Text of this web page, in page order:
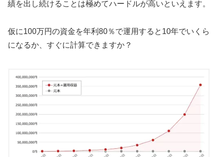
績を出し続けることは極めてハードルが高いといえます。
仮に100万円の資金を年利80％で運用すると10年でいくら
になるか、すぐに計算できますか？